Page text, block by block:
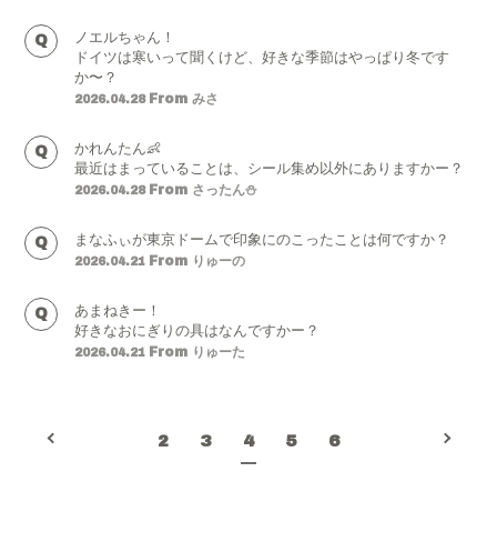
ノエルちゃん！
ドイツは寒いって聞くけど、好きな季節はやっぱり冬です
か〜？
2026.04.28 From みさ
かれんたん👶
最近はまっていることは、シール集め以外にありますかー？
2026.04.28 From さったん⛄️
まなふぃが東京ドームで印象にのこったことは何ですか？
2026.04.21 From りゅーの
あまねきー！
好きなおにぎりの具はなんですかー？
2026.04.21 From りゅーた
2 3 4 5 6